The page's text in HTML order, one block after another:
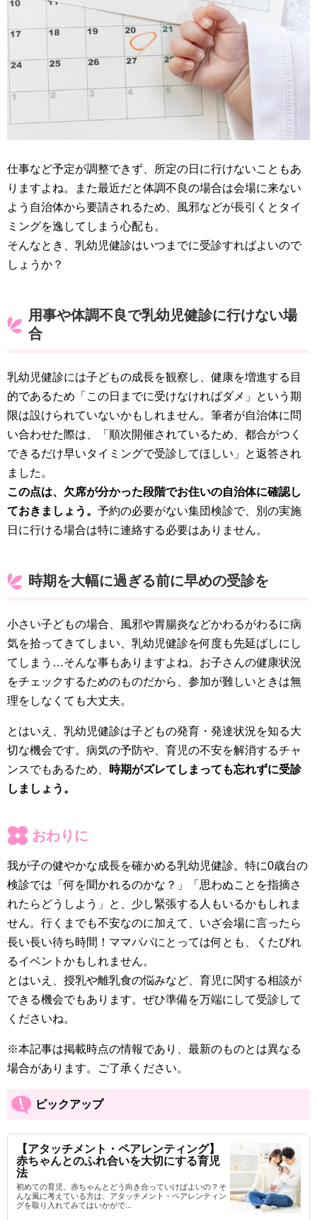
仕事など予定が調整できず、所定の日に行けないこともあ
りますよね。また最近だと体調不良の場合は会場に来ない
よう自治体から要請されるため、風邪などが長引くとタイ
ミングを逸してしまう心配も。
そんなとき、乳幼児健診はいつまでに受診すればよいので
しょうか？
用事や体調不良で乳幼児健診に行けない場
合
乳幼児健診には子どもの成長を観察し、健康を増進する目
的であるため「この日までに受けなければダメ」という期
限は設けられていないかもしれません。筆者が自治体に問
い合わせた際は、「順次開催されているため、都合がつく
できるだけ早いタイミングで受診してほしい」と返答され
ました。
この点は、欠席が分かった段階でお住いの自治体に確認し
ておきましょう。 予約の必要がない集団検診で、別の実施
日に行ける場合は特に連絡する必要はありません。
時期を大幅に過ぎる前に早めの受診を
小さい子どもの場合、風邪や胃腸炎などかわるがわるに病
気を拾ってきてしまい、乳幼児健診を何度も先延ばしにし
てしまう…そんな事もありますよね。お子さんの健康状況
をチェックするためのものだから、参加が難しいときは無
理をしなくても大丈夫。
とはいえ、乳幼児健診は子どもの発育・発達状況を知る大
切な機会です。病気の予防や、育児の不安を解消するチャ
ンスでもあるため、
時期がズレてしまっても忘れずに受診
しましょう。
おわりに
我が子の健やかな成長を確かめる乳幼児健診。特に0歳台の
検診では「何を聞かれるのかな？」「思わぬことを指摘さ
れたらどうしよう」と、少し緊張する人もいるかもしれま
せん。行くまでも不安なのに加えて、いざ会場に言ったら
長い長い待ち時間！ママパパにとっては何とも、くたびれ
るイベントかもしれません。
とはいえ、授乳や離乳食の悩みなど、育児に関する相談が
できる機会でもあります。ぜひ準備を万端にして受診して
くださいね。
※本記事は掲載時点の情報であり、最新のものとは異なる
場合があります。ご了承ください。
ピックアップ
【アタッチメント・ペアレンティング】
赤ちゃんとのふれ合いを大切にする育児
法
初めての育児、赤ちゃんとどう向き合っていけばよいの？そ
んな風に考えている方は、アタッチメント・ペアレンティン
グを取り入れてみてはいかがで...